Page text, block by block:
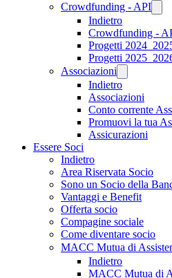
Crowdfunding - API
Indietro
Crowdfunding -
Progetti
Progetti
Associazioni
Indietro
Associazioni
Conto corrente
Promuovi la tua
Assicurazioni
Essere Soci
Indietro
Area Riservata Socio
Sono un Socio della
Vantaggi e Benefit
Offerta socio
Compagine sociale
Come diventare socio
MACC Mutua di
Indietro
MACC Mutua di